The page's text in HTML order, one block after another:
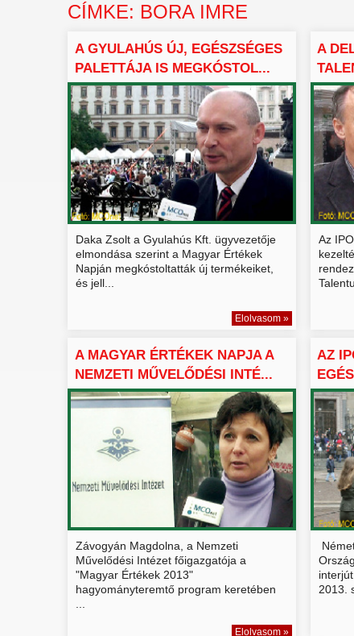
CÍMKE: BORA IMRE
A GYULAHÚS ÚJ, EGÉSZSÉGES
PALETTÁJA IS MEGKÓSTOL...
Daka Zsolt a Gyulahús Kft. ügyvezetője
elmondása szerint a Magyar Értékek
Napján megkóstoltatták új termékeiket,
és jell...
Elolvasom »
A
Az
A MAGYAR ÉRTÉKEK NAPJA A
NEMZETI MŰVELŐDÉSI INTÉ...
Závogyán Magdolna, a Nemzeti
Művelődési Intézet főigazgatója a
"Magyar Értékek 2013"
hagyományteremtő program keretében
Elolvasom »
AZ
...
2013.